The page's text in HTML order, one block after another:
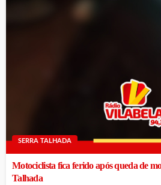
SERRA TALHADA
Motociclista fica ferido após queda de
Talhada